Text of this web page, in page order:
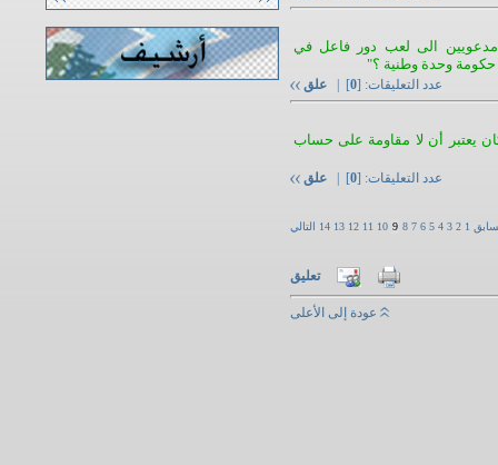
الى لعب دور فاعل في
حكومة وحدة وطنية ؟"
عدد التعليقات: [0
] | علق
يعتبر أن لا مقاومة على حساب
عدد التعليقات: [0
] | علق
1
2
3
4
5
6
7
8
9
10
11
12
13
14 التالي
تعليق
عودة إلى الأعلى